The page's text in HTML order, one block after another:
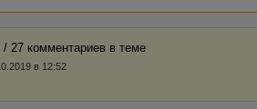
27 комментариев в темe
в 12:52